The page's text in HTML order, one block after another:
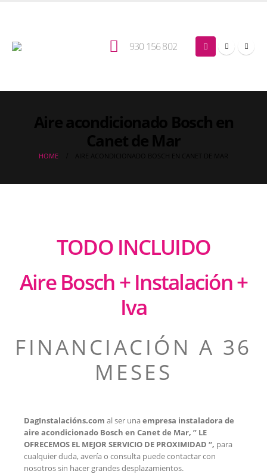
930 156 802
HOME
TODO INCLUIDO
Aire Bosch + Instalación +
Iva
FINANCIACIÓN A 36
MESES
DagInstalacións.com al ser unaempresa instaladora de
aire acondicionado Bosch en Canet de Mar, ” LE
OFRECEMOS EL MEJOR SERVICIO DE PROXIMIDAD “, para
cualquier duda, avería o consulta puede contactar con
nosotros sin hacer grandes desplazamientos.